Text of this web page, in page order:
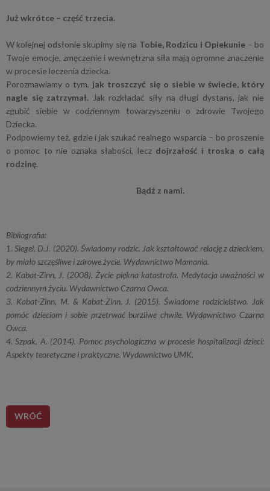
Już wkrótce – część trzecia.
W kolejnej odsłonie skupimy się na Tobie, Rodzicu i Opiekunie – bo
Twoje emocje, zmęczenie i wewnętrzna siła mają ogromne znaczenie
w procesie leczenia dziecka.
Porozmawiamy o tym, jak troszczyć się o siebie w świecie, który
nagle się zatrzymał. Jak rozkładać siły na długi dystans, jak nie
zgubić siebie w codziennym towarzyszeniu o zdrowie Twojego
Dziecka.
Podpowiemy też, gdzie i jak szukać realnego wsparcia – bo proszenie
o pomoc to nie oznaka słabości, lecz dojrzałość i troska o całą
rodzinę.
Bądź z nami.
Bibliografia:
1.Siegel, D.J. (2020). Świadomy rodzic. Jak kształtować relację z dzieckiem,
by miało szczęśliwe i zdrowe życie. Wydawnictwo Mamania.
2. Kabat-Zinn, J. (2008). Życie piękna katastrofa. Medytacja uważności w
codziennym życiu. Wydawnictwo Czarna Owca.
3. Kabat-Zinn, M. & Kabat-Zinn, J. (2015). Świadome rodzicielstwo. Jak
pomóc dzieciom i sobie przetrwać burzliwe chwile. Wydawnictwo Czarna
Owca.
4. Szpak, A. (2014). Pomoc psychologiczna w procesie hospitalizacji dzieci:
Aspekty teoretyczne i praktyczne. Wydawnictwo UMK.
WRÓĆ